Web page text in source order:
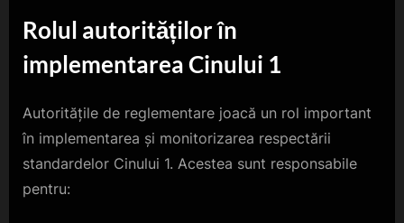
Rolul autorităților în
implementarea Cinului 1
Autoritățile de reglementare joacă un rol important
în implementarea și monitorizarea respectării
standardelor Cinului 1. Acestea sunt responsabile
pentru: